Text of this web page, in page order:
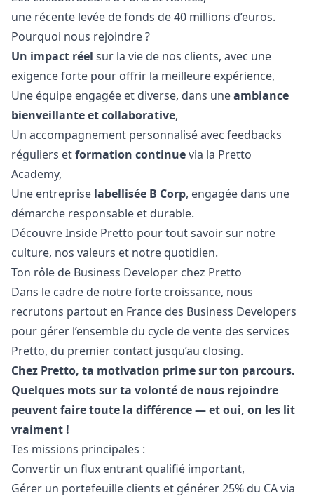
une récente levée de fonds de 40 millions d’euros.
Pourquoi nous rejoindre ?
Un impact réel sur la vie de nos clients, avec une
exigence forte pour offrir la meilleure expérience,
Une équipe engagée et diverse, dans uneambiance
bienveillante et collaborative,
Un accompagnement personnalisé avec feedbacks
réguliers etformation continuevia la Pretto
Academy,
Une entreprise labellisée B Corp, engagée dans une
démarche responsable et durable.
Découvre Inside Pretto pour tout savoir sur notre
culture, nos valeurs et notre quotidien.
Ton rôle de Business Developer chez Pretto
Dans le cadre de notre forte croissance, nous
recrutons partout en France des Business Developers
pour gérer l’ensemble du cycle de vente des services
Pretto, du premier contact jusqu’au closing.
Chez Pretto, ta motivation prime sur ton parcours.
Quelques mots sur ta volonté de nous rejoindre
peuvent faire toute la différence — et oui, on les lit
vraiment !
Tes missions principales :
Convertir un flux entrant qualifié important,
Gérer un portefeuille clients et générer 25% du CA via